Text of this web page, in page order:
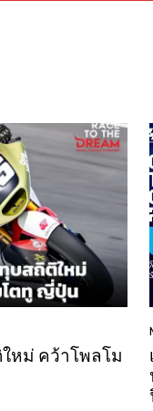
หม่ คว้าโพลโม